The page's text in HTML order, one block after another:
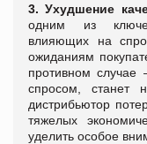
3. Ухудшение
одним из
влияющих на
ожиданиям
противном случае
спросом, станет
дистрибьютор
тяжелых
уделить особое